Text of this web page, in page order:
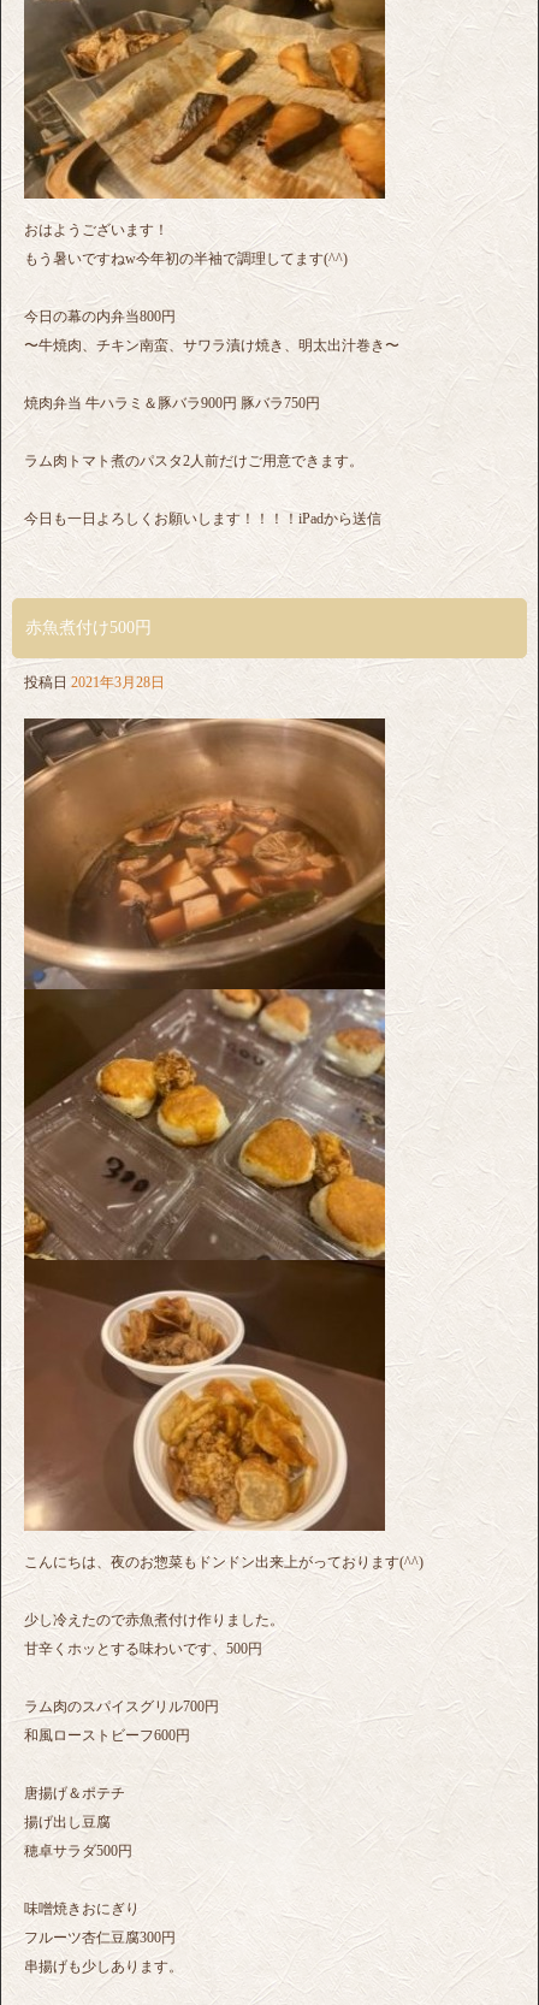
おはようございます！
もう暑いですねw今年初の半袖で調理してます(^^)
今日の幕の内弁当800円
〜牛焼肉、チキン南蛮、サワラ漬け焼き、明太出汁巻き〜
焼肉弁当 牛ハラミ＆豚バラ900円 豚バラ750円
ラム肉トマト煮のパスタ2人前だけご用意できます。
今日も一日よろしくお願いします！！！！iPadから送信
赤魚煮付け500円
投稿日 2021年3月28日
こんにちは、夜のお惣菜もドンドン出来上がっております(^^)
少し冷えたので赤魚煮付け作りました。
甘辛くホッとする味わいです、500円
ラム肉のスパイスグリル700円
和風ローストビーフ600円
唐揚げ＆ポテチ
揚げ出し豆腐
穂卓サラダ500円
味噌焼きおにぎり
フルーツ杏仁豆腐300円
串揚げも少しあります。